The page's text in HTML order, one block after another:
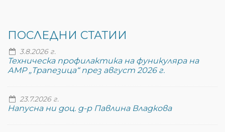
ПОСЛЕДНИ СТАТИИ
3.8.2026 г.
Техническа профилактика на фуникуляра на
АМР „Трапезица“ през август 2026 г.
23.7.2026 г.
Напусна ни доц. д-р Павлина Владкова